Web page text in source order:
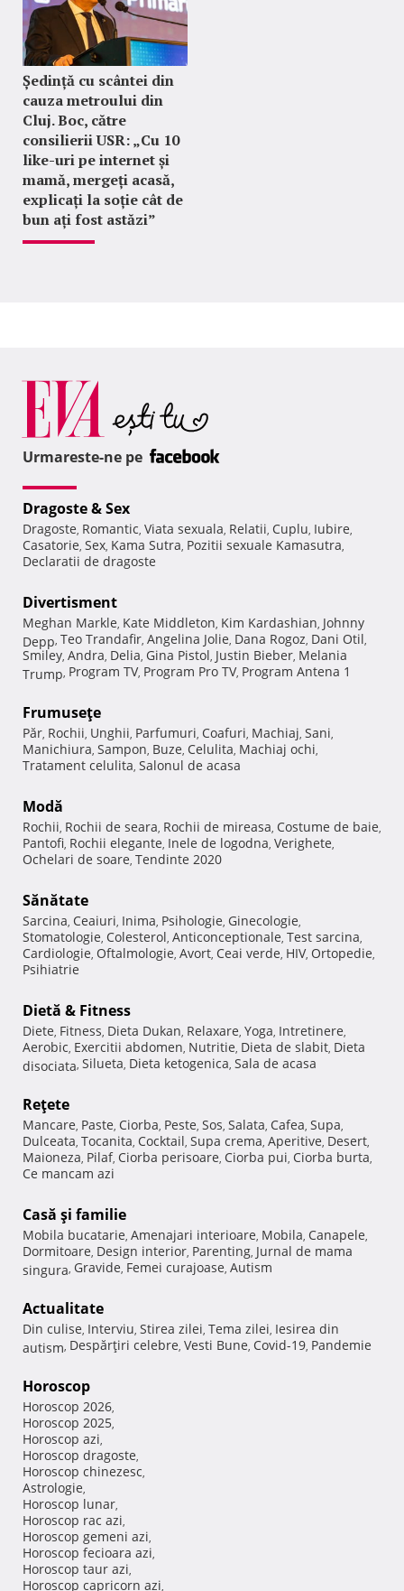
Ședință cu scântei din
cauza metroului din
Cluj. Boc, către
consilierii USR: „Cu 10
like-uri pe internet și
mamă, mergeți acasă,
explicați la soție cât de
bun ați fost astăzi”
Urmareste-ne pe
Dragoste & Sex
Dragoste, Romantic, Viata sexuala, Relatii, Cuplu, Iubire,
Casatorie, Sex, Kama Sutra, Pozitii sexuale Kamasutra,
Declaratii de dragoste
Divertisment
Meghan Markle, Kate Middleton, Kim Kardashian, Johnny
Depp, Teo Trandafir, Angelina Jolie, Dana Rogoz, Dani Otil,
Smiley, Andra, Delia, Gina Pistol, Justin Bieber, Melania
Trump, Program TV, Program Pro TV, Program Antena 1
Frumuseţe
Păr, Rochii, Unghii, Parfumuri, Coafuri, Machiaj, Sani,
Manichiura, Sampon, Buze, Celulita, Machiaj ochi,
Tratament celulita, Salonul de acasa
Modă
Rochii, Rochii de seara, Rochii de mireasa, Costume de baie,
Pantofi, Rochii elegante, Inele de logodna, Verighete,
Ochelari de soare, Tendinte 2020
Sănătate
Sarcina, Ceaiuri, Inima, Psihologie, Ginecologie,
Stomatologie, Colesterol, Anticonceptionale, Test sarcina,
Cardiologie, Oftalmologie, Avort, Ceai verde, HIV, Ortopedie,
Psihiatrie
Dietă & Fitness
Diete, Fitness, Dieta Dukan, Relaxare, Yoga, Intretinere,
Aerobic, Exercitii abdomen, Nutritie, Dieta de slabit, Dieta
disociata, Silueta, Dieta ketogenica, Sala de acasa
Reţete
Mancare, Paste, Ciorba, Peste, Sos, Salata, Cafea, Supa,
Dulceata, Tocanita, Cocktail, Supa crema, Aperitive, Desert,
Maioneza, Pilaf, Ciorba perisoare, Ciorba pui, Ciorba burta,
Ce mancam azi
Casă şi familie
Mobila bucatarie, Amenajari interioare, Mobila, Canapele,
Dormitoare, Design interior, Parenting, Jurnal de mama
singura, Gravide, Femei curajoase, Autism
Actualitate
Din culise, Interviu, Stirea zilei, Tema zilei, Iesirea din
autism, Despărţiri celebre, Vesti Bune, Covid-19, Pandemie
Horoscop
Horoscop 2026,
Horoscop 2025,
Horoscop azi,
Horoscop dragoste,
Horoscop chinezesc,
Astrologie,
Horoscop lunar,
Horoscop rac azi,
Horoscop gemeni azi,
Horoscop fecioara azi,
Horoscop taur azi,
Horoscop capricorn azi,